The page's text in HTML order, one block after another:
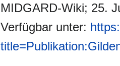
MIDGARD-Wiki; 25.
Verfügbar unter: